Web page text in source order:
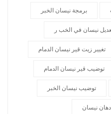
برمجة نيسان الخبر
نيسان في الخب ر
تغيير زيت قير نيسان الدمام
توضيب قير نيسان الدمام
توضيب نيسان الخبر
دهان نيسان